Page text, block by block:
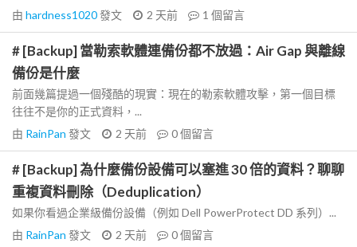
由 hardness1020發文 2 天前 1 個留言
# [Backup] 當勒索軟體連備份都不放過：Air Gap 與離線
備份是什麼
前面幾篇提過一個殘酷的現實：現在的勒索軟體攻擊，第一個目標
往往不是你的正式資料，...
由 RainPan 發文 2 天前 0個留言
# [Backup] 為什麼備份設備可以塞進 30 倍的資料？聊聊
重複資料刪除（Deduplication）
如果你看過企業級備份設備（例如 Dell PowerProtect DD 系列）...
由 RainPan 發文 2 天前 0個留言